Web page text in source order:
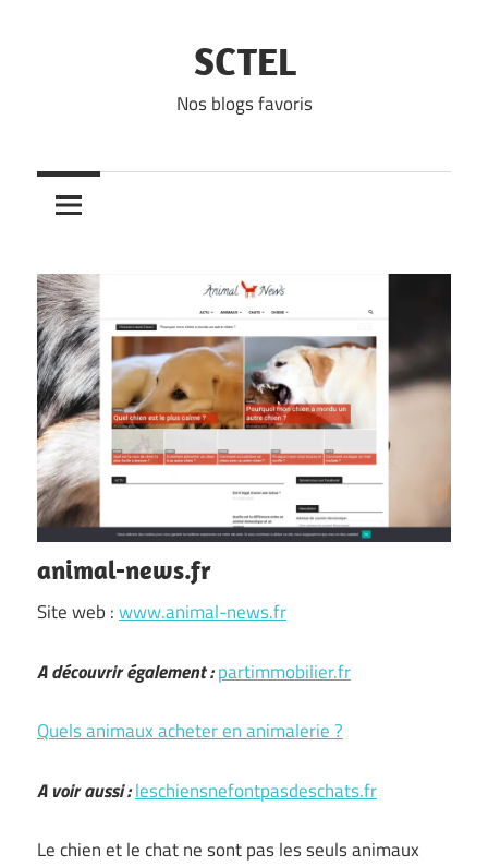
SCTEL
Nos blogs favoris
animal-news.fr
Site web :www.animal-news.fr
A découvrir également :partimmobilier.fr
Quels animaux acheter en animalerie ?
A voir aussi :leschiensnefontpasdeschats.fr
Le chien et le chat ne sont pas les seuls animaux